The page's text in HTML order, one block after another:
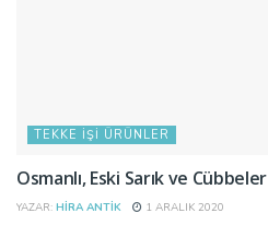
TEKKE İŞI ÜRÜNLER
Osmanlı, Eski Sarık ve Cübbeler
YAZAR: HIRA ANTIK 1 ARALIK 2020